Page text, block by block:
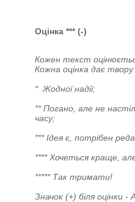
Оцінка ***(-)
Кожен текст
Кожна оцінка дає
* Жодної надії;
** Погано, але не
часу;
*** Ідея є, потрібен
**** Хочеться краще,
***** Так тримати!
Значок (+) біля оцінки